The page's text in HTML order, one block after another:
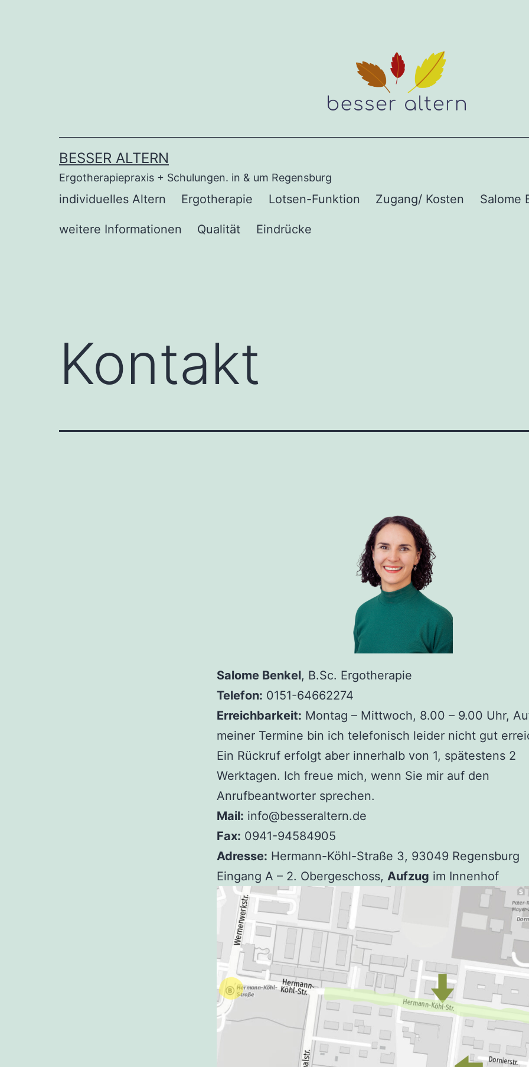
BESSER ALTERN
Ergotherapiepraxis + Schulungen. in & um Regensburg
individuelles Altern Ergotherapie Lotsen-Funktion Zugang/ Kosten Salome
weitere Informationen Qualität Eindrücke
Kontakt
Salome Benkel, B.Sc. Ergotherapie
Telefon: 0151-64662274
Erreichbarkeit: Montag – Mittwoch, 8.00 – 9.00 Uhr,
meiner Termine bin ich telefonisch leider nicht gut
Ein Rückruf erfolgt aber innerhalb von 1, spätestens 2
Werktagen. Ich freue mich, wenn Sie mir auf den
Anrufbeantworter sprechen.
Mail: info@besseraltern.de
Fax: 0941-94584905
Adresse: Hermann-Köhl-Straße 3, 93049 Regensburg
Eingang A – 2. Obergeschoss, Aufzug im Innenhof